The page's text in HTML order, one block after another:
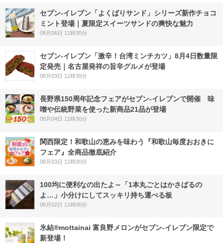
セブン‐イレブン「よくばりサンド」シリーズ新作チョコ
ミント登場｜夏限定スイーツサンドの爽快な魅力
08月06日 11時30分
セブン-イレブン「激辛！台湾ミンチカツ」8月4日数量限
定発売｜名古屋発祥の旨辛グルメが登場
08月03日 11時30分
長野県150周年記念フェアがセブン-イレブンで開催 味
噌や伝統野菜を使った新商品21品が登場
08月04日 11時30分
関西限定！和歌山の恵みを味わう『和歌山毎度おおきに
フェア』全商品徹底紹介
08月03日 11時30分
100均に便利なの出たよ～「1本丸ごとはかさばるの
よ…」小分けにしてスッキリ持ち運べる板
08月02日 11時00分
氷結®mottainai 富良野メロンがセブン‐イレブン限定で
新登場！